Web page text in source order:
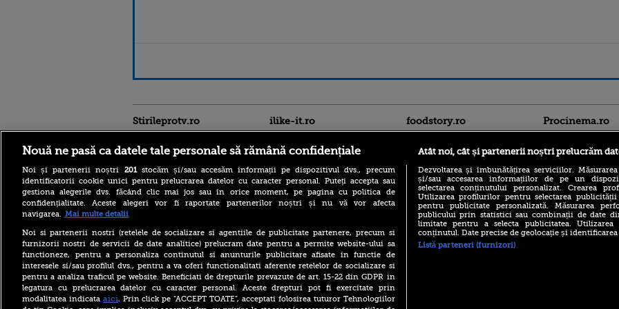
Stirileprotv.ro
Care este mâncarea
preferată a lui Florin
Dumitrescu. Juratul
MastrerChef a vorbit despre
începuturile în bucătărie
Horoscop 9 august 2026, cu
ilike-it.ro foodstory.ro
(P) Descoperă Lumea
Evenimentelor din România
cu Transilvania Events!
Procinema.ro
Nikolaj Coster-
Urzeala
Nouă ne pasă ca datele tale personale să rămână confidențiale
Noi și partenerii noștri 201stocăm și/sau accesăm informații pe dispozitivul dvs., precum
identificatorii cookie unici pentru prelucrarea datelor cu caracter personal. Puteți accepta sau
gestiona alegerile dvs. făcând clic mai jos sau în orice moment, pe pagina cu politica de
confidențialitate. Aceste alegeri vor fi raportate partenerilor noștri și nu vă vor afecta
navigarea. Mai multe detalii
Noi si partenerii nostri (retelele de socializare si agentiile de publicitate partenere, precum si
furnizorii nostri de servicii de date analitice) prelucram date pentru a permite website-ului sa
functioneze, pentru a personaliza continutul si anunturile publicitare afisate in functie de
interesele si/sau profilul dvs., pentru a va oferi functionalitati aferente retelelor de socializare si
pentru a analiza traficul pe website. Beneficiati de drepturile prevazute de art. 15-22 din GDPR in
legatura cu prelucrarea datelor cu caracter personal. Aceste drepturi pot fi exercitate prin
modalitatea indicata aici. Prin click pe “ACCEPT TOATE”, acceptati folosirea tuturor Tehnologiilor
Atât noi, cât și partenerii noștri prelucrăm
Dezvoltarea și îmbunătățirea serviciilor.
și/sau accesarea informațiilor de pe un
selectarea conținutului personalizat. Crearea
Utilizarea profilurilor pentru selectarea
pentru publicitate personalizată. Măsurarea
publicului prin statistici sau combinații de date
limitate pentru a selecta publicitatea.
conținutul. Date precise de geolocație și
Listă parteneri (furnizori)